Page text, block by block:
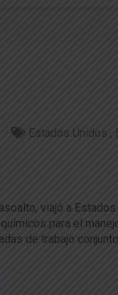
Estados Unidos
viajó a
para el
de trabajo